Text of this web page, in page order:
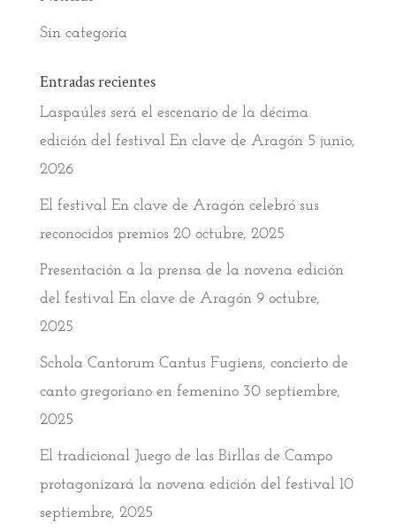
Sin categoría
Entradas recientes
Laspaúles será el escenario de la décima
edición del festival En clave de Aragón 5 junio,
2026
El festival En clave de Aragón celebró sus
reconocidos premios 20 octubre, 2025
Presentación a la prensa de la novena edición
del festival En clave de Aragón 9 octubre,
2025
Schola Cantorum Cantus Fugiens, concierto de
canto gregoriano en femenino 30 septiembre,
2025
El tradicional Juego de las Birllas de Campo
protagonizará la novena edición del festival 10
septiembre, 2025